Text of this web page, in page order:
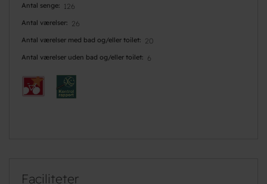
Antal senge 126
Antal værelser 26
Antal værelser med bad og/eller toilet 20
Antal værelser uden bad og/eller toilet 6
Faciliteter